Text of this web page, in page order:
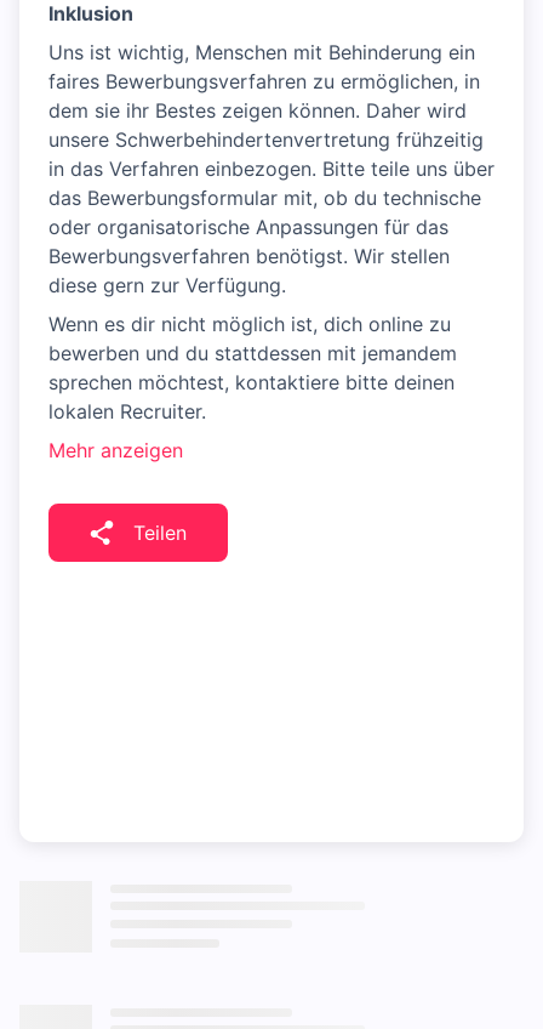
Inklusion
Uns ist wichtig, Menschen mit Behinderung ein
faires Bewerbungsverfahren zu ermöglichen, in
dem sie ihr Bestes zeigen können. Daher wird
unsere Schwerbehindertenvertretung frühzeitig
in das Verfahren einbezogen. Bitte teile uns über
das Bewerbungsformular mit, ob du technische
oder organisatorische Anpassungen für das
Bewerbungsverfahren benötigst. Wir stellen
diese gern zur Verfügung.
Wenn es dir nicht möglich ist, dich online zu
bewerben und du stattdessen mit jemandem
sprechen möchtest, kontaktiere bitte deinen
lokalen Recruiter.
Mehr anzeigen
Teilen